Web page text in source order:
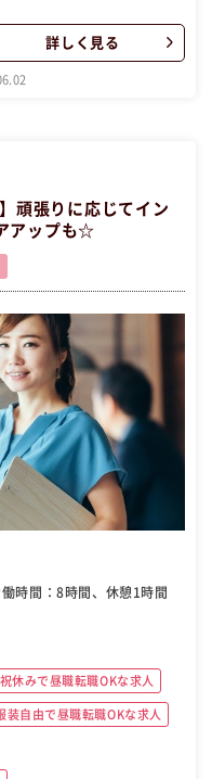
詳しく見る
頑張りに応じてイン
アップも☆
時間：8時間、休憩1時間
休みで昼職転職OKな求人
装自由で昼職転職OKな求人